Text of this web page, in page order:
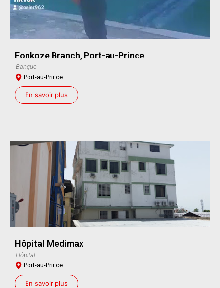
Fonkoze Branch, Port-au-Prince
Banque
Port-au-Prince
En savoir plus
Hôpital Medimax
Hôpital
Port-au-Prince
En savoir plus